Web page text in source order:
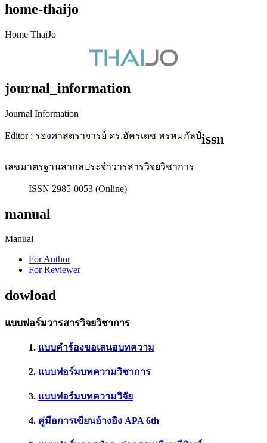
home-thaijo
Home ThaiJo
journal_information
Journal Information
Editor : รองศาสตราจารย์ ดร.อัครเดช พรหมกัลป์issn
เลขมาตรฐานสากลประจำวารสารวิจยวิชาการ
ISSN 2985-0053 (Online)
manual
Manual
For Author
For Reviewer
dowload
แบบฟอร์มวารสารวิจยวิชาการ
1. แบบคำร้องขอเสนอบทความ
2. แบบฟอร์มบทความวิชาการ
3. แบบฟอร์มบทความวิจัย
4. คู่มือการเขียนอ้างอิง APA 6th